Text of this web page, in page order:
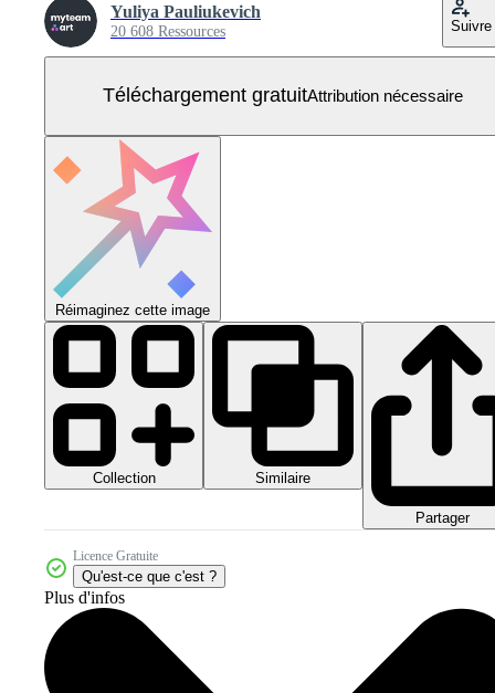
Yuliya Pauliukevich
20 608 Ressources Suivre
Téléchargement gratuitAttribution nécessaire
Réimaginez cette image
Collection Similaire
Partager
Licence Gratuite
Qu'est-ce que c'est ?
Plus d'infos